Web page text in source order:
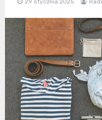
29 stycznia 2025